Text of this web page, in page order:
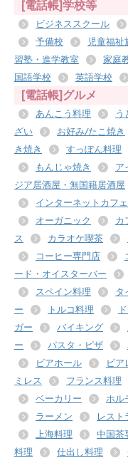
[電話帳]学校等
ビジネススクール
予備校
児童福祉
習塾・進学教室
家庭
国語学校
英語学校
[電話帳]グルメ
あんこう料理 う
ざい
お好み/たこ焼き
き焼き
すっぽん料理
もんじゃ焼き
ア
ジア居酒屋・無国籍居酒屋
インターネットカフェ
オーガニック
カ
ス
カラオケ喫茶
コーヒー専門店
ード・オイスターバー
スペイン料理
タ
ー
トルコ料理
ガー
バイキング
ー
パスタ・ピザ
ビアホール
ビア
ミレス
フランス料理
ベーカリー
ホル
ラーメン
レスト
上海料理
中国茶
料理
仕出し料理